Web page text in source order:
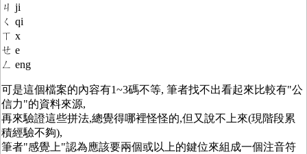
ㄐ ji
ㄑ qi
ㄒ x
ㄝ e
ㄥ eng
可是這個檔案的內容有1~3碼不等, 筆者找不出看起來比較有"公
信力"的資料來源,
再來驗證這些拼法,總覺得哪裡怪怪的,但又說不上來(現階段累
積經驗不夠),
筆者"感覺上"認為應該要兩個或以上的鍵位來組成一個注音符